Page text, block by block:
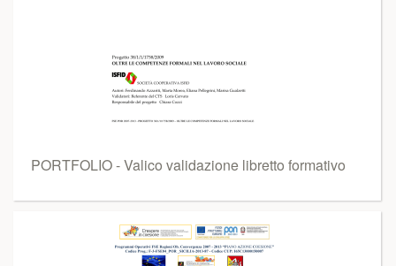
PORTFOLIO - Valico validazione libretto formativo